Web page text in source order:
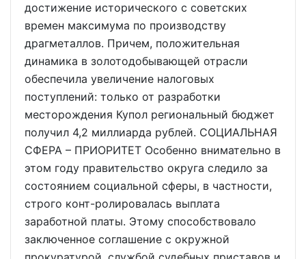
достижение исторического с советских
времен максимума по производству
драгметаллов. Причем, положительная
динамика в золотодобывающей отрасли
обеспечила увеличение налоговых
поступлений: только от разработки
месторождения Купол региональный бюджет
получил 4,2 миллиарда рублей. СОЦИАЛЬНАЯ
СФЕРА – ПРИОРИТЕТ Особенно внимательно в
этом году правительство округа следило за
состоянием социальной сферы, в частности,
строго конт-ролировалась выплата
заработной платы. Этому способствовало
заключенное соглашение с окружной